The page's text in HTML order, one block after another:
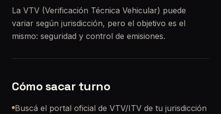
La VTV (Verificación Técnica Vehicular) puede
variar según jurisdicción, pero el objetivo es el
mismo: seguridad y control de emisiones.
Cómo sacar turno
Buscá el portal oficial de VTV/ITV de tu jurisdicción